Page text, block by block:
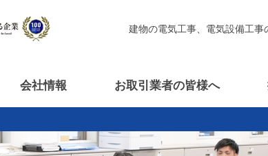
建物の電気工事、電気設備工
会社情報 お取引業者の皆様へ